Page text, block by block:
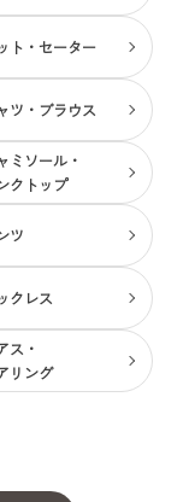
ト・セーター
ツ・ブラウス
ミソール・
クトップ
ツ
クレス
ス・
リング